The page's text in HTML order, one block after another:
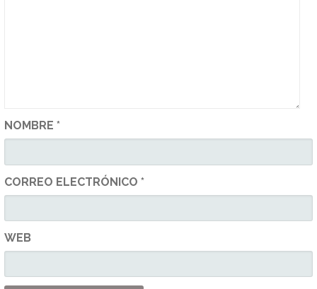
NOMBRE*
CORREO ELECTRÓNICO*
WEB